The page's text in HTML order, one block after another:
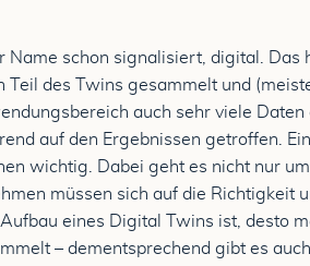
Name schon signalisiert, digital. Das
Teil des Twins gesammelt und
auch sehr viele
auf den Ergebnissen getroffen.
wichtig. Dabei geht es nicht nur
müssen sich auf die Richtigkeit
eines Digital Twins ist, desto
– dementsprechend gibt es